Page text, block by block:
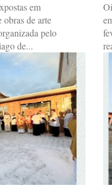
em
obras de arte
pelo
de...